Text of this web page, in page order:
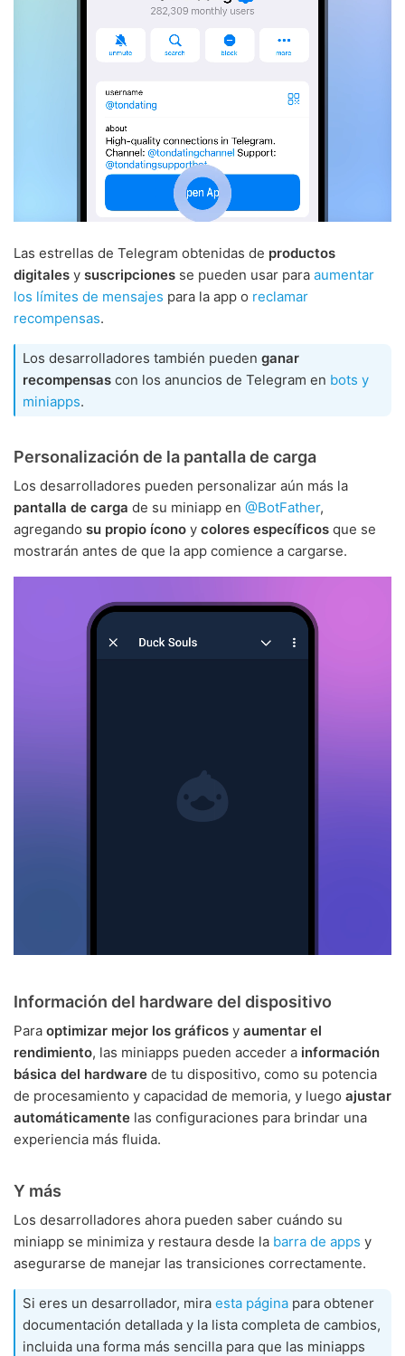
Las estrellas de Telegram obtenidas de productos
digitales y suscripciones se pueden usar para aumentar
los límites de mensajes para la app o reclamar
recompensas.
Los desarrolladores también pueden ganar
recompensas con los anuncios de Telegram en bots y
miniapps.
Personalización de la pantalla de carga
Los desarrolladores pueden personalizar aún más la
pantalla de carga de su miniapp en @BotFather,
agregando su propio ícono y colores específicos que se
mostrarán antes de que la app comience a cargarse.
Información del hardware del dispositivo
Para optimizar mejor los gráficos y aumentar el
rendimiento, las miniapps pueden acceder a información
básica del hardware de tu dispositivo, como su potencia
de procesamiento y capacidad de memoria, y luego ajustar
automáticamente las configuraciones para brindar una
experiencia más fluida.
Y más
Los desarrolladores ahora pueden saber cuándo su
miniapp se minimiza y restaura desde la barra de apps y
asegurarse de manejar las transiciones correctamente.
Si eres un desarrollador, mira esta página para obtener
documentación detallada y la lista completa de cambios,
incluida una forma más sencilla para que las miniapps